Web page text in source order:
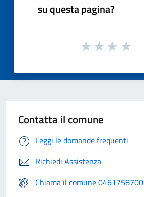
su questa pagina?
Contatta il comune
Leggi le domande frequenti
Richiedi Assistenza
Chiama il comune 0461758700